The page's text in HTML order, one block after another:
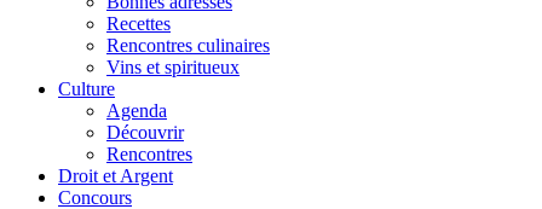
Recettes
Rencontres culinaires
Vins et spiritueux
Culture
Agenda
Découvrir
Rencontres
Droit et Argent
Concours